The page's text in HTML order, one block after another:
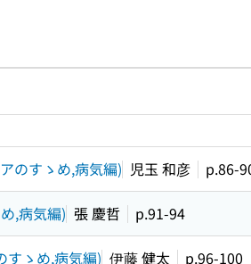
のすゝめ,病気編) 児玉 和彦 p.86-
,病気編) 張 慶哲 p.91-94
すゝめ,病気編) 伊藤 健太 p.96-100